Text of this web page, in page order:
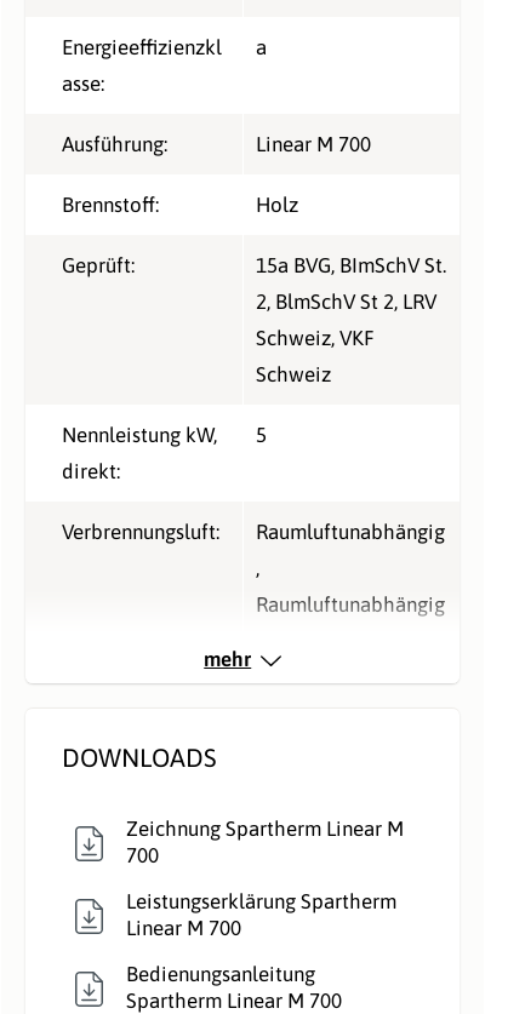
Energieeffizienzkl
asse:
a
Ausführung: Linear M 700
Brennstoff: Holz
Geprüft: 15a BVG, BImSchV St.
2, BlmSchV St 2, LRV
Schweiz, VKF
Schweiz
Nennleistung kW,
direkt:
5
Verbrennungsluft:
Raumluftunabhängig
,
Raumluftunabhängig
Luftführend,
mehr
DOWNLOADS
Zeichnung Spartherm Linear M
700
Leistungserklärung Spartherm
Linear M 700
Bedienungsanleitung
Spartherm Linear M 700